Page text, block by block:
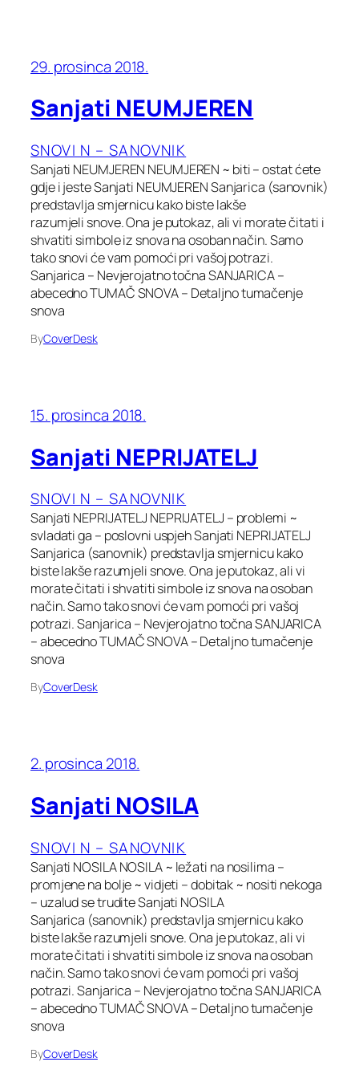
29. prosinca 2018.
Sanjati NEUMJEREN
SNOVI N – SANOVNIK
Sanjati NEUMJEREN NEUMJEREN ~ biti – ostat ćete
gdje i jeste Sanjati NEUMJEREN Sanjarica (sanovnik)
predstavlja smjernicu kako biste lakše
razumjeli snove. Ona je putokaz, ali vi morate čitati i
shvatiti simbole iz snova na osoban način. Samo
tako snovi će vam pomoći pri vašoj potrazi.
Sanjarica – Nevjerojatno točna SANJARICA –
abecedno TUMAČ SNOVA – Detaljno tumačenje
snova
ByCoverDesk
15. prosinca 2018.
Sanjati NEPRIJATELJ
SNOVI N – SANOVNIK
Sanjati NEPRIJATELJ NEPRIJATELJ – problemi ~
svladati ga – poslovni uspjeh Sanjati NEPRIJATELJ
Sanjarica (sanovnik) predstavlja smjernicu kako
biste lakše razumjeli snove. Ona je putokaz, ali vi
morate čitati i shvatiti simbole iz snova na osoban
način. Samo tako snovi će vam pomoći pri vašoj
potrazi. Sanjarica – Nevjerojatno točna SANJARICA
– abecedno TUMAČ SNOVA – Detaljno tumačenje
snova
ByCoverDesk
2. prosinca 2018.
Sanjati NOSILA
SNOVI N – SANOVNIK
Sanjati NOSILA NOSILA ~ ležati na nosilima –
promjene na bolje ~ vidjeti – dobitak ~ nositi nekoga
– uzalud se trudite Sanjati NOSILA
Sanjarica (sanovnik) predstavlja smjernicu kako
biste lakše razumjeli snove. Ona je putokaz, ali vi
morate čitati i shvatiti simbole iz snova na osoban
način. Samo tako snovi će vam pomoći pri vašoj
potrazi. Sanjarica – Nevjerojatno točna SANJARICA
– abecedno TUMAČ SNOVA – Detaljno tumačenje
snova
ByCoverDesk